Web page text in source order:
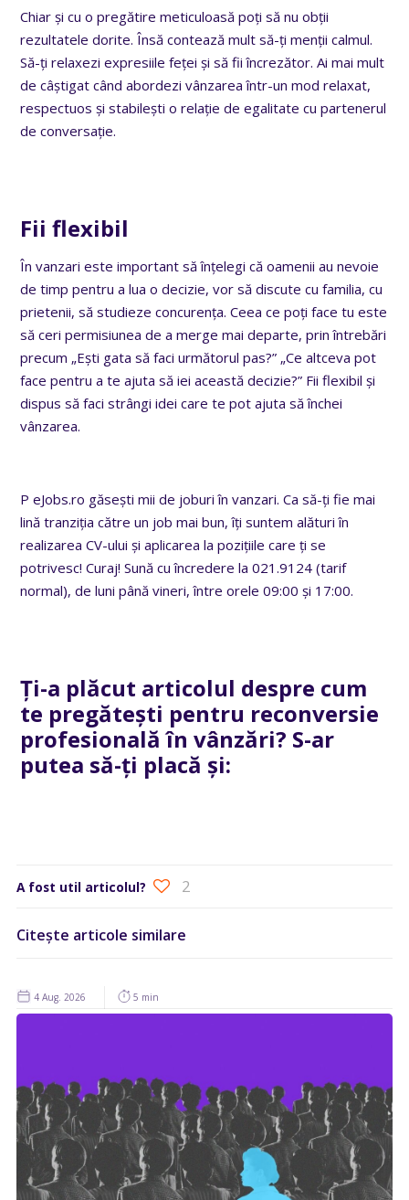
Chiar și cu o pregătire meticuloasă poți să nu obții
rezultatele dorite. Însă contează mult să-ți menții calmul.
Să-ți relaxezi expresiile feței și să fii încrezător. Ai mai mult
de câștigat când abordezi vânzarea într-un mod relaxat,
respectuos și stabilești o relație de egalitate cu partenerul
de conversație.
Fii flexibil
În vanzari este important să înțelegi că oamenii au nevoie
de timp pentru a lua o decizie, vor să discute cu familia, cu
prietenii, să studieze concurența. Ceea ce poți face tu este
să ceri permisiunea de a merge mai departe, prin întrebări
precum „Ești gata să faci următorul pas?” „Ce altceva pot
face pentru a te ajuta să iei această decizie?” Fii flexibil și
dispus să faci strângi idei care te pot ajuta să închei
vânzarea.
P eJobs.ro găsești mii de joburi în vanzari. Ca să-ți fie mai
lină tranziția către un job mai bun, îți suntem alături în
realizarea CV-ului și aplicarea la pozițiile care ți se
potrivesc! Curaj! Sună cu încredere la 021.9124 (tarif
normal), de luni până vineri, între orele 09:00 și 17:00.
Ți-a plăcut articolul despre cum
te pregătești pentru reconversie
profesională în vânzări? S-ar
putea să-ți placă și:
A fost util articolul? 2
Citește articole similare
4 Aug. 2026 5 min